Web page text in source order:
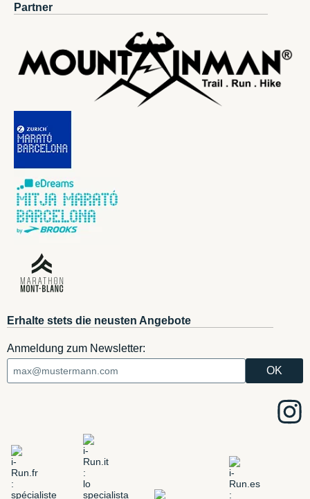
Partner
Erhalte stets die neusten Angebote
Anmeldung zum Newsletter: